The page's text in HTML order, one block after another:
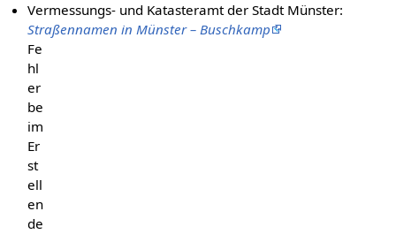
Vermessungs- und Katasteramt der Stadt Münster:
Straßennamen in Münster – Buschkamp
Fe
hl
er
be
im
Er
st
ell
en
de